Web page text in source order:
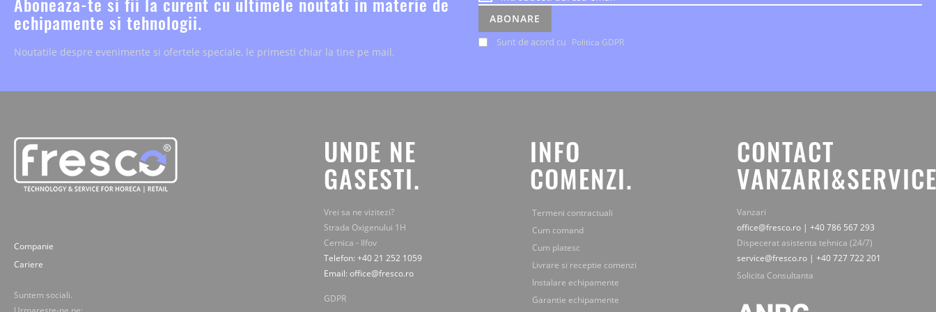
echipamente si tehnologii.
Noutatile despre evenimente si ofertele speciale, le primesti chiar la tine pe mail.
despre
evenimente
si
primesti
Sunt de acord cu Politica GDPR
ABONARE
Companie
Cariere
Suntem sociali.
UNDE NE
GASESTI.
Vrei sa ne vizitezi?
Strada Oxigenului 1H
Cernica - Ilfov
Telefon: +40 21 252 1059
Email: office@fresco.ro
GDPR
INFO
COMENZI.
Termeni contractuali
Cum comand
Cum platesc
Livrare si receptie comenzi
Instalare echipamente
Garantie echipamente
CONTACT
Vanzari
office@fresco.ro | +40 786 567 293
Dispecerat asistenta tehnica (24/7)
service@fresco.ro | +40 727 722 201
Solicita Consultanta